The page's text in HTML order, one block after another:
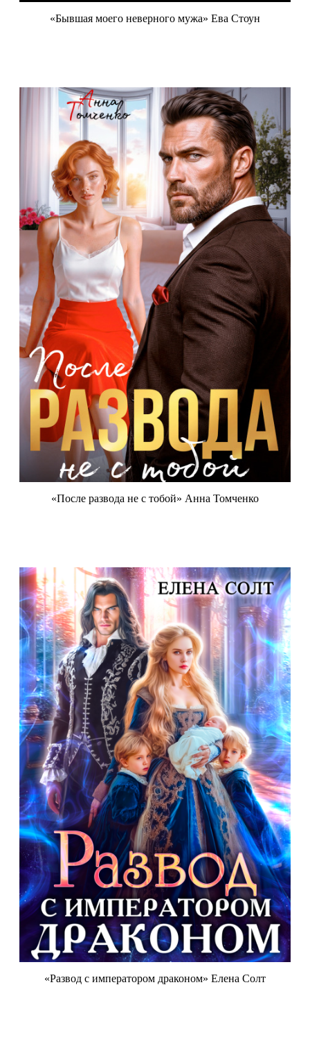
«Бывшая моего неверного мужа» Ева Стоун
«После развода не с тобой» Анна Томченко
«Развод с императором драконом» Елена Солт